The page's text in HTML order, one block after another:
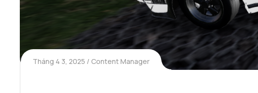
Tháng 4 3, 2025 Content Manager